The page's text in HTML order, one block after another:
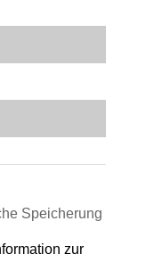
Speicherung
zur